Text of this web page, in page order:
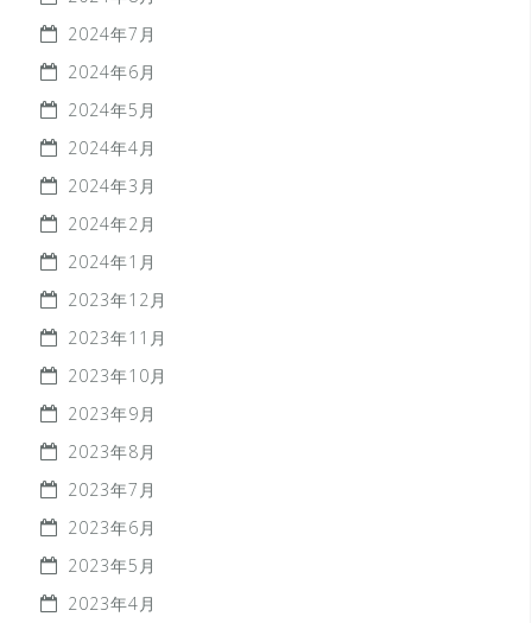
2024年7月
2024年6月
2024年5月
2024年4月
2024年3月
2024年2月
2024年1月
2023年12月
2023年11月
2023年10月
2023年9月
2023年8月
2023年7月
2023年6月
2023年5月
2023年4月